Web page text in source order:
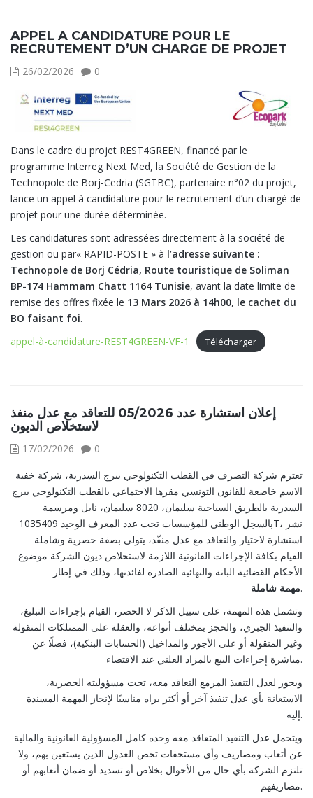
APPEL A CANDIDATURE POUR LE
RECRUTEMENT D’UN CHARGE DE PROJET
26/02/2026 0
Dans le cadre du projet REST4GREEN, financé par le
programme Interreg Next Med, la Société de Gestion de la
Technopole de Borj-Cedria (SGTBC), partenaire n°02 du projet,
lance un appel à candidature pour le recrutement d’un chargé de
projet pour une durée déterminée.
Les candidatures sont adressées directement à la société de
gestion ou par« RAPID-POSTE » à l’adresse suivante :
Technopole de Borj Cédria, Route touristique de Soliman
BP-174 Hammam Chatt 1164 Tunisie, avant la date limite de
remise des offres fixée le 13 Mars 2026 à 14h00, le cachet du
BO faisant foi.
appel-à-candidature-REST4GREEN-VF-1
Télécharger
إعلان استشارة عدد 05/2026 للتعاقد مع عدل منفذ
لاستخلاص الديون
17/02/2026
0
تعتزم شركة التصرف في القطب التكنولوجي ببرج السدرية، شركة خفية
الاسم خاضعة للقانون التونسي مقرها الاجتماعي بالقطب التكنولوجي ببرج
السدرية بالطريق السياحية سليمان، 8020 سليمان، نابل ومرسمة
بالسجل الوطني للمؤسسات تحت عدد المعرف الوحيد 1035409T، نشر
استشارة لاختيار والتعاقد مع عدل منفّذ، يتولى بصفة حصرية وشاملة
القيام بكافة الإجراءات القانونية اللازمة لاستخلاص ديون الشركة موضوع
الأحكام القضائية الباتة والنهائية الصادرة لفائدتها، وذلك في إطار
مهمة شاملة
.
وتشمل هذه المهمة، على سبيل الذكر لا الحصر، القيام بإجراءات التبليغ،
والتنفيذ الجبري، والحجز بمختلف أنواعه، والعقلة على الممتلكات المنقولة
وغير المنقولة أو على الأجور والمداخيل (الحسابات البنكية)، فضلًا عن
مباشرة إجراءات البيع بالمزاد العلني عند الاقتضاء.
ويجوز لعدل التنفيذ المزمع التعاقد معه، تحت مسؤوليته الحصرية،
الاستعانة بأي عدل تنفيذ آخر أو أكثر يراه مناسبًا لإنجاز المهمة المسندة
إليه.
ويتحمل عدل التنفيذ المتعاقد معه وحده كامل المسؤولية القانونية والمالية
عن أتعاب ومصاريف وأي مستحقات تخص العدول الذين يستعين بهم، ولا
تلتزم الشركة بأي حال من الأحوال بخلاص أو تسديد أو ضمان أتعابهم أو
مصاريفهم.